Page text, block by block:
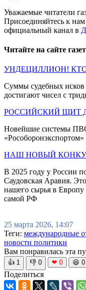
Уважаемые читатели
Присоединяйтесь к нам
официальный канал в
Читайте на сайте
УНДЕЦИЛЛИОН!
Суммы судебных
достигают чисел с
РОССИЙСКИЙ ЩИТ
Новейшие системы
НАШ НОВЫЙ
В 2025 году у России
Саудовская Аравия.
нашего сырья в Европу
самой РФ
25 марта 2026, 14:07
Теги: международные
новости политики
Вам понравилась эта
👍 1 👎 0 ❤ 0 😆 0
Поделиться